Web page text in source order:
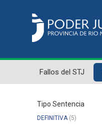
Fallos del STJ
Tipo Sentencia
DEFINITIVA(5)